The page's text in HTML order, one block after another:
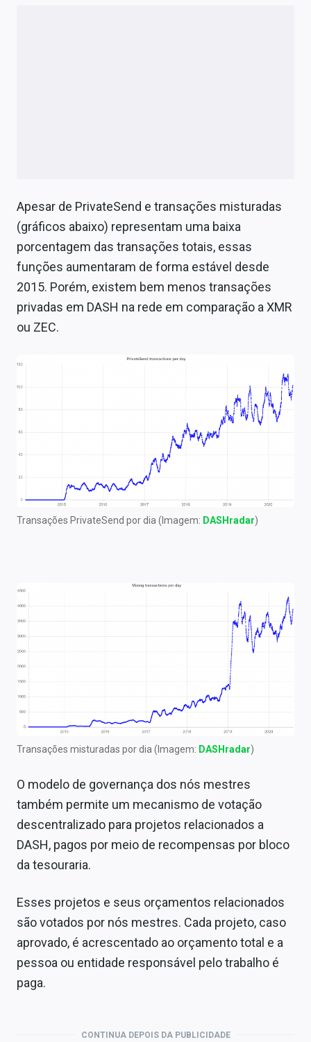
Apesar de PrivateSend e transações misturadas
(gráficos abaixo) representam uma baixa
porcentagem das transações totais, essas
funções aumentaram de forma estável desde
2015. Porém, existem bem menos transações
privadas em DASH na rede em comparação a XMR
ou ZEC.
Transações PrivateSend por dia (Imagem: DASHradar)
Transações misturadas por dia (Imagem: DASHradar)
O modelo de governança dos nós mestres
também permite um mecanismo de votação
descentralizado para projetos relacionados a
DASH, pagos por meio de recompensas por bloco
da tesouraria.
Esses projetos e seus orçamentos relacionados
são votados por nós mestres. Cada projeto, caso
aprovado, é acrescentado ao orçamento total e a
pessoa ou entidade responsável pelo trabalho é
paga.
CONTINUA DEPOIS DA PUBLICIDADE